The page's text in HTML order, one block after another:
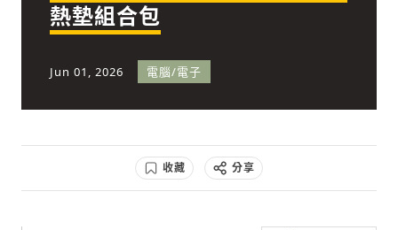
快速連結
經濟
科技
熱墊組合包
Jun 01, 2026 電腦/電子
收藏 分享